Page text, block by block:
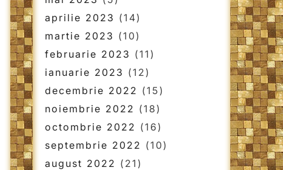
aprilie 2023 (14)
martie 2023 (10)
februarie 2023 (11)
ianuarie 2023 (12)
decembrie 2022 (15)
noiembrie 2022 (18)
octombrie 2022 (16)
septembrie 2022 (10)
august 2022 (21)